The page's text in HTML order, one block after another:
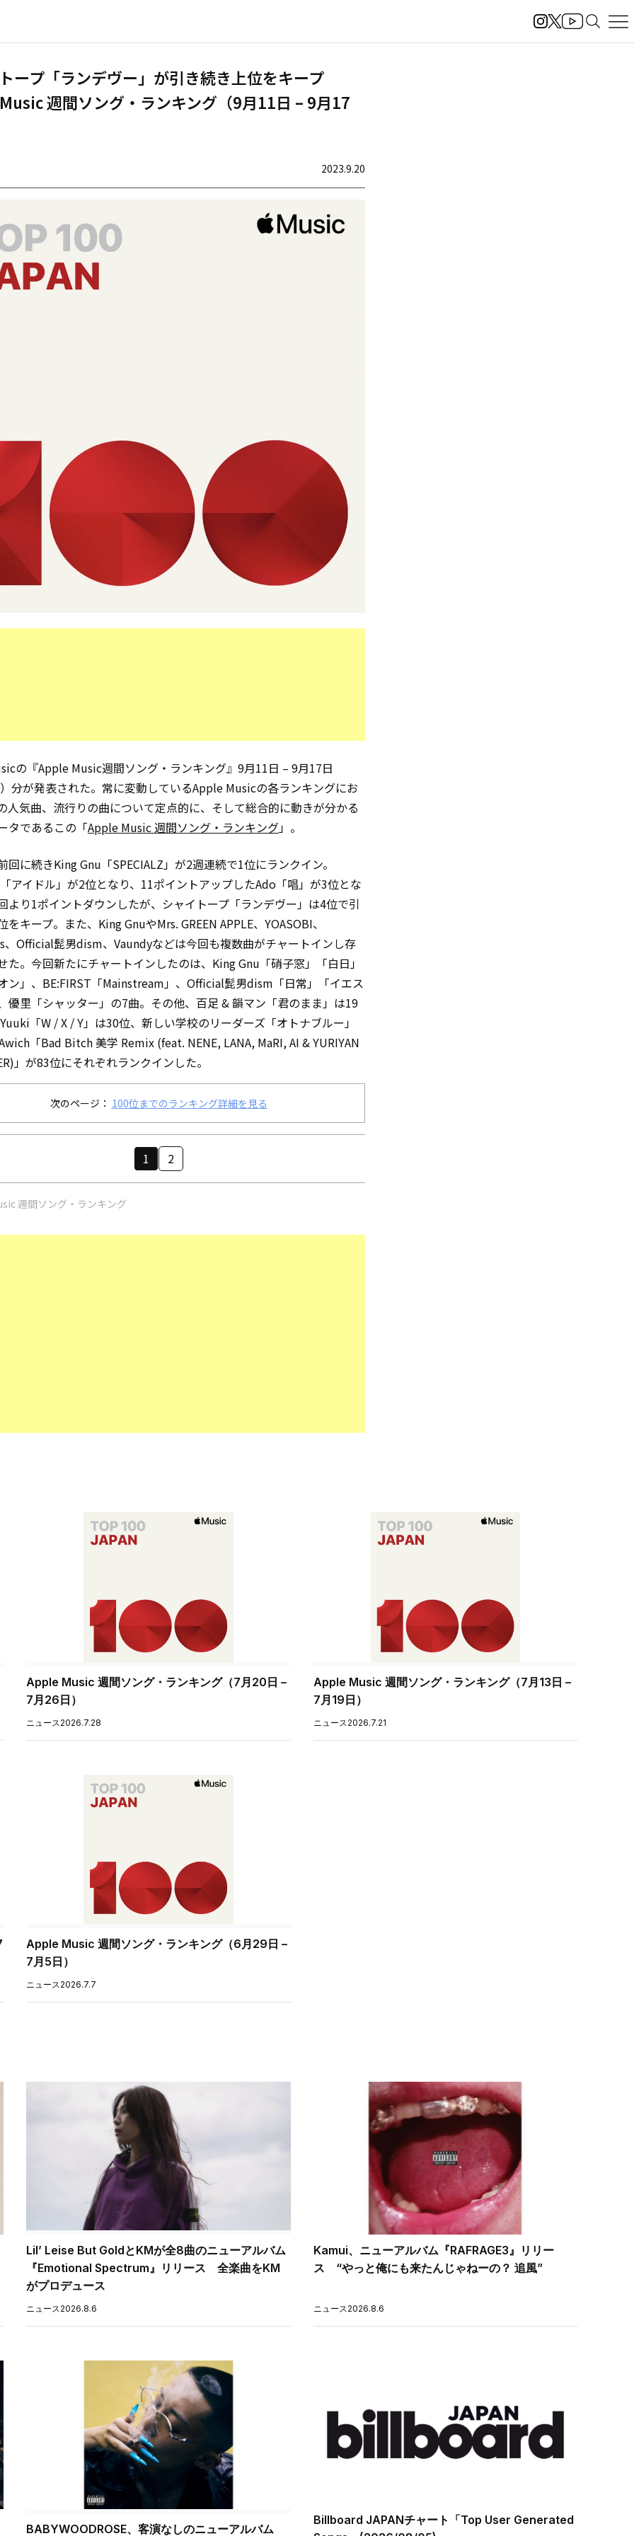
ープ「ランデヴー」が引き続き上位をキープ
週間ソング・ランキング（9月11日 – 9月17
2023.9.20
の『Apple Music週間ソング・ランキング』9月11日 – 9月17日
分が発表された。常に変動しているApple Musicの各ランキングにお
人気曲、流行りの曲について定点的に、そして総合的に動きが分かる
タであるこの「Apple Music 週間ソング・ランキング」。
回に続きKing Gnu「SPECIALZ」が2週連続で1位にランクイン。
アイドル」が2位となり、11ポイントアップしたAdo「唱」が3位とな
より1ポイントダウンしたが、シャイトープ「ランデヴー」は4位で引
をキープ。また、King GnuやMrs. GREEN APPLE、YOASOBI、
、Official髭男dism、Vaundyなどは今回も複数曲がチャートインし存
た。今回新たにチャートインしたのは、King Gnu「硝子窓」「白日」
ン」、BE:FIRST「Mainstream」、Official髭男dism「日常」「イエス
優里「シャッター」の7曲。その他、百足 & 韻マン「君のまま」は19
「W / X / Y」は30位、新しい学校のリーダーズ「オトナブルー」
「Bad Bitch 美学 Remix (feat. NENE, LANA, MaRI, AI & YURIYAN
」が83位にそれぞれランクインした。
次のページ： 100位までのランキング詳細を見る
1 2
週間ソング・ランキング
Apple Music 週間ソング・ランキング（7月20日 –
7月26日）
ニュース 2026.7.28
Apple Music 週間ソング・ランキング（7月13日 –
7月19日）
ニュース 2026.7.21
Apple Music 週間ソング・ランキング（6月29日 –
7月5日）
ニュース2026.7.7
Lil’ Leise But GoldとKMが全8曲のニューアルバム
『Emotional Spectrum』リリース 全楽曲をKM
がプロデュース
ニュース2026.8.6
Kamui、ニューアルバム『RAFRAGE3』リリー
ス “やっと俺にも来たんじゃねーの？ 追風”
ニュース2026.8.6
BABYWOODROSE、客演なしのニューアルバム
Billboard JAPANチャート「Top User Generated